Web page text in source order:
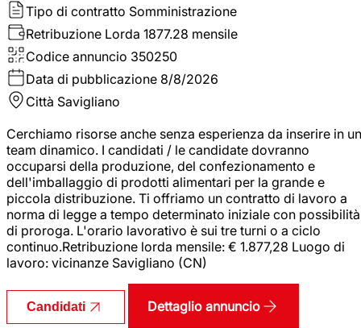
Tipo di contratto Somministrazione
Retribuzione Lorda 1877.28 mensile
Codice annuncio 350250
Data di pubblicazione 8/8/2026
Città Savigliano
Cerchiamo risorse anche senza esperienza da inserire in un
team dinamico. I candidati / le candidate dovranno
occuparsi della produzione, del confezionamento e
dell'imballaggio di prodotti alimentari per la grande e
piccola distribuzione. Ti offriamo un contratto di lavoro a
norma di legge a tempo determinato iniziale con possibilità
di proroga. L'orario lavorativo è sui tre turni o a ciclo
continuo.Retribuzione lorda mensile: € 1.877,28 Luogo di
lavoro: vicinanze Savigliano (CN)
Candidati Dettaglio annuncio